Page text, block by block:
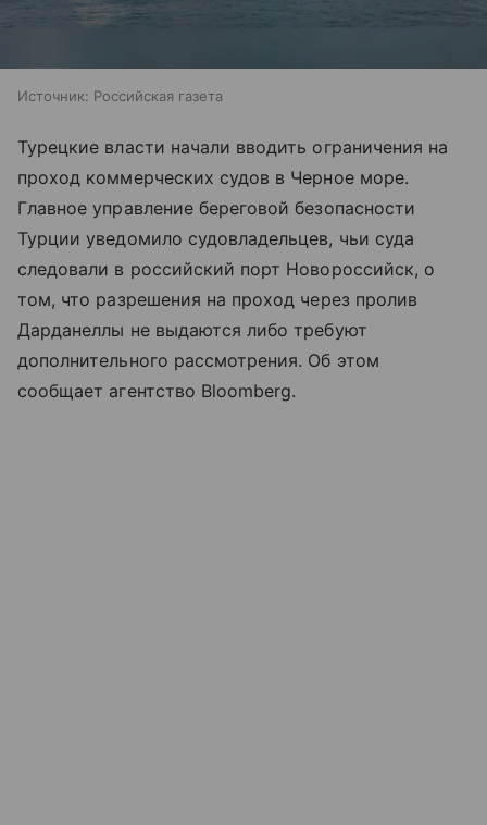
Источник: Российская газета
Турецкие власти начали вводить ограничения на
проход коммерческих судов в Черное море.
Главное управление береговой безопасности
Турции уведомило судовладельцев, чьи суда
следовали в российский порт Новороссийск, о
том, что разрешения на проход через пролив
Дарданеллы не выдаются либо требуют
дополнительного рассмотрения. Об этом
сообщает агентство Bloomberg.